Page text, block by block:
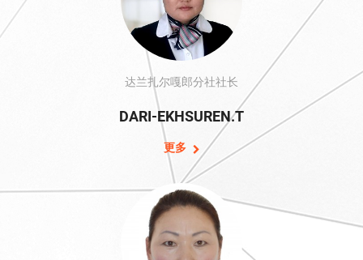
达兰扎尔嘎郎分社社长
DARI-EKHSUREN.T
更多